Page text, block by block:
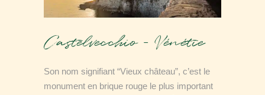
Castelvecchio – Vénétie
Son nom signifiant “Vieux château”, c’est le
monument en brique rouge le plus important